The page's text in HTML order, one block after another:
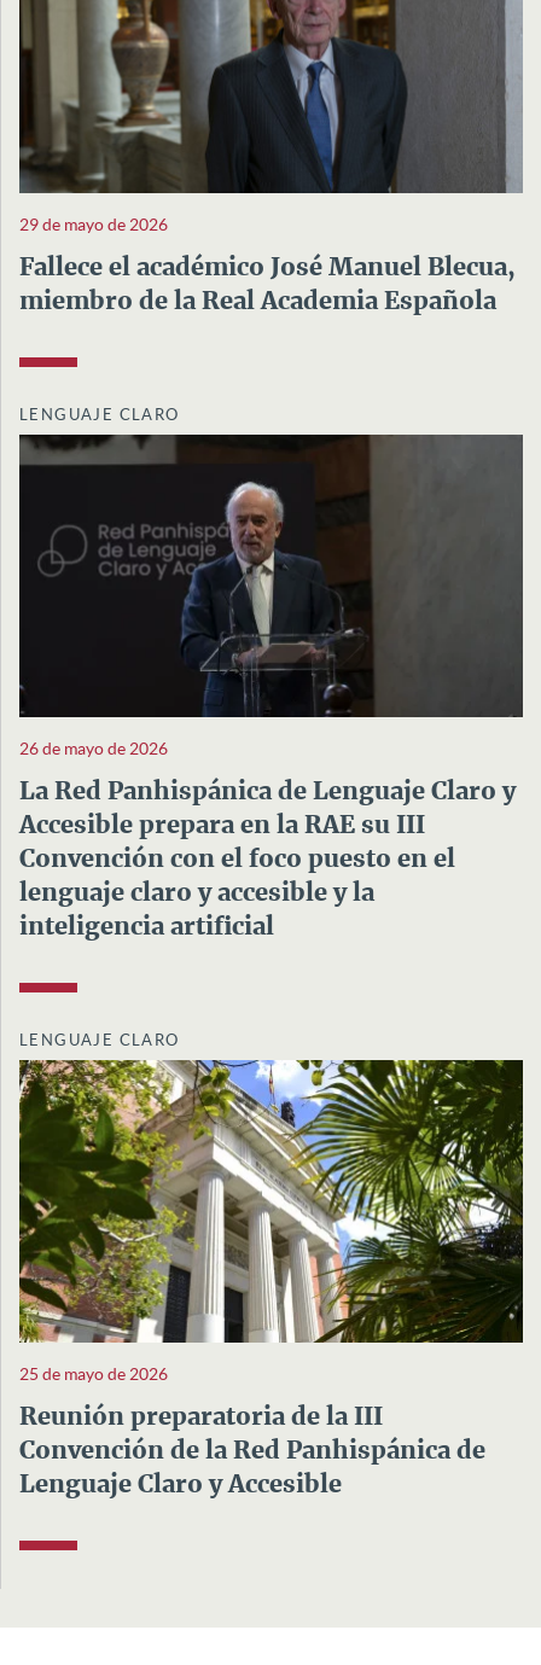
29 de mayo de 2026
Fallece el académico José Manuel Blecua,
miembro de la Real Academia Española
LENGUAJE CLARO
26 de mayo de 2026
La Red Panhispánica de Lenguaje Claro y
Accesible prepara en la RAE su III
Convención con el foco puesto en el
lenguaje claro y accesible y la
inteligencia artificial
LENGUAJE CLARO
25 de mayo de 2026
Reunión preparatoria de la III
Convención de la Red Panhispánica de
Lenguaje Claro y Accesible